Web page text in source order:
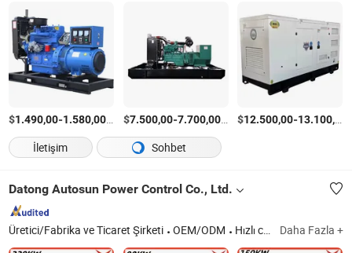
$1.490,00-1.580,00/Set
$7.500,00-7.700,00/Set
$12.500,00-13.100,00
İletişim
Sohbet
Datong Autosun Power Control Co., Ltd.
Üretici/Fabrika ve Ticaret Şirketi OEM/ODM Hızlı cevap Daha Fazla +